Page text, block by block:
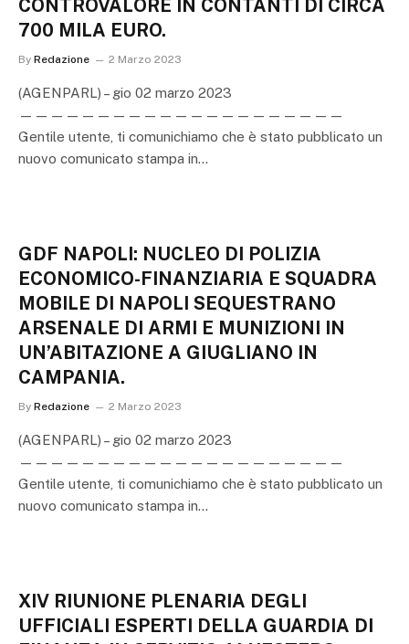
CONTROVALORE IN CONTANTI DI CIRCA
700 MILA EURO.
By Redazione 2 Marzo 2023
(AGENPARL) – gio 02 marzo 2023
—————————————————————
Gentile utente, ti comunichiamo che è stato pubblicato un
nuovo comunicato stampa in…
GDF NAPOLI: NUCLEO DI POLIZIA
ECONOMICO-FINANZIARIA E SQUADRA
MOBILE DI NAPOLI SEQUESTRANO
ARSENALE DI ARMI E MUNIZIONI IN
UN’ABITAZIONE A GIUGLIANO IN
CAMPANIA.
By Redazione 2 Marzo 2023
(AGENPARL) – gio 02 marzo 2023
—————————————————————
Gentile utente, ti comunichiamo che è stato pubblicato un
nuovo comunicato stampa in…
XIV RIUNIONE PLENARIA DEGLI
UFFICIALI ESPERTI DELLA GUARDIA DI